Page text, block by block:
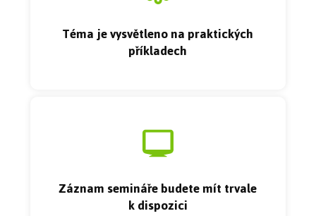
Téma je vysvětleno na praktických
příkladech
Záznam semináře budete mít trvale
k dispozici